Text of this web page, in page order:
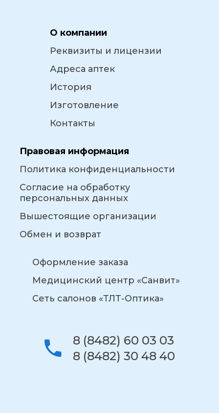
О компании
Реквизиты и лицензии
Адреса аптек
История
Изготовление
Контакты
Правовая информация
Политика конфиденциальности
Согласие на обработку
персональных данных
Вышестоящие организации
Обмен и возврат
Оформление заказа
Медицинский центр «Санвит»
Сеть салонов «ТЛТ-Оптика»
8 (8482) 60 03 03
8 (8482) 30 48 40